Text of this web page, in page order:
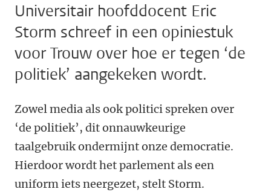
Universitair hoofddocent Eric
Storm schreef in een opiniestuk
voor Trouw over hoe er tegen ‘de
politiek’ aangekeken wordt.
Zowel media als ook politici spreken over
‘de politiek’, dit onnauwkeurige
taalgebruik ondermijnt onze democratie.
Hierdoor wordt het parlement als een
uniform iets neergezet, stelt Storm.